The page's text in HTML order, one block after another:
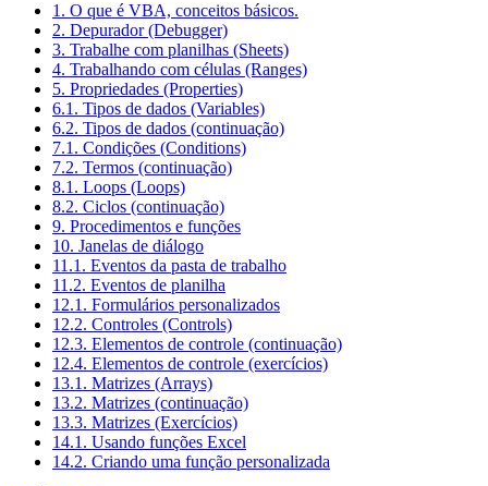
1. O que é VBA, conceitos básicos.
2. Depurador (Debugger)
3. Trabalhe com planilhas (Sheets)
4. Trabalhando com células (Ranges)
5. Propriedades (Properties)
6.1. Tipos de dados (Variables)
6.2. Tipos de dados (continuação)
7.1. Condições (Conditions)
7.2. Termos (continuação)
8.1. Loops (Loops)
8.2. Ciclos (continuação)
9. Procedimentos e funções
10. Janelas de diálogo
11.1. Eventos da pasta de trabalho
11.2. Eventos de planilha
12.1. Formulários personalizados
12.2. Controles (Controls)
12.3. Elementos de controle (continuação)
12.4. Elementos de controle (exercícios)
13.1. Matrizes (Arrays)
13.2. Matrizes (continuação)
13.3. Matrizes (Exercícios)
14.1. Usando funções Excel
14.2. Criando uma função personalizada